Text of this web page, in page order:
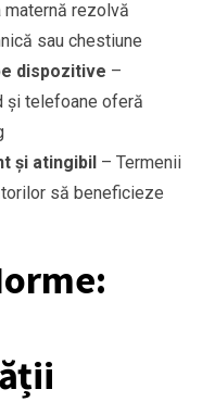
rezolvă
sau chestiune
dispozitive –
și telefoane oferă
și atingibil – Termenii
să beneficieze